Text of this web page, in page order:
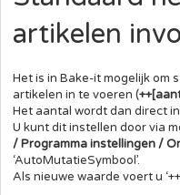
artikelen
Het is in Bake-it mogelijk om
artikelen in te voeren (++
Het aantal wordt dan direct
U kunt dit instellen door via
/ Programma instellingen /
‘AutoMutatieSymbool’.
Als nieuwe waarde voert u